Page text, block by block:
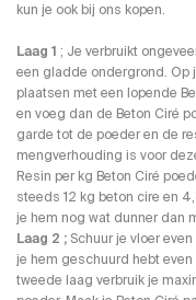
kun je ook bij ons kopen.
Laag 1 ; Je verbruikt
een gladde ondergrond. Op
plaatsen met een lopende
en voeg dan de Beton Ciré
garde tot de poeder en de
mengverhouding is voor
Resin per kg Beton Ciré
steeds 12 kg beton cire en
je hem nog wat dunner dan
Laag 2 ;Schuur je vloer
je hem geschuurd hebt
tweede laag verbruik je